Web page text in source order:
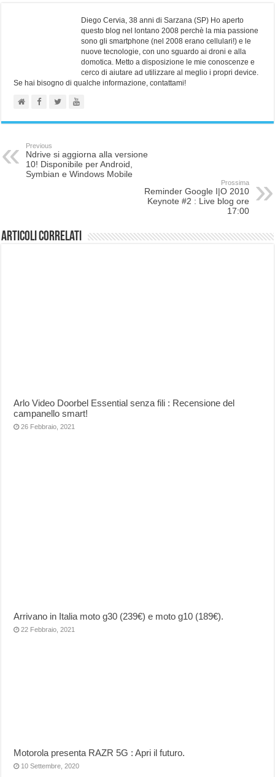
Diego Cervia, 38 anni di Sarzana (SP) Ho aperto
questo blog nel lontano 2008 perchè la mia passione
sono gli smartphone (nel 2008 erano cellulari!) e le
nuove tecnologie, con uno sguardo ai droni e alla
domotica. Metto a disposizione le mie conoscenze e
cerco di aiutare ad utilizzare al meglio i propri device.
Se hai bisogno di qualche informazione, contattami!
Previous
Ndrive si aggiorna alla versione
10! Disponibile per Android,
Symbian e Windows Mobile
Prossima
Reminder Google I|O 2010
Keynote #2 : Live blog ore
17:00
Articoli correlati
Arlo Video Doorbel Essential senza fili : Recensione del
campanello smart!
26 Febbraio, 2021
Arrivano in Italia moto g30 (239€) e moto g10 (189€).
22 Febbraio, 2021
Motorola presenta RAZR 5G : Apri il futuro.
10 Settembre, 2020